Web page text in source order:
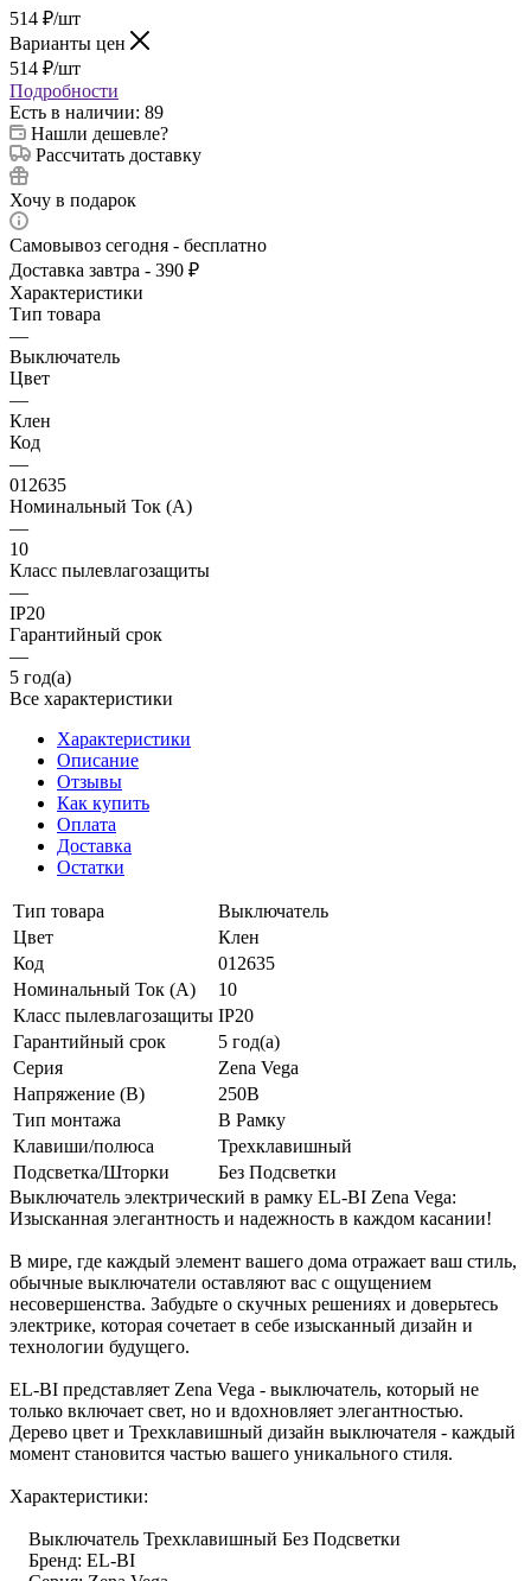
514 ₽/шт
Варианты цен
514 ₽/шт
Подробности
Есть в наличии: 89
Нашли дешевле?
Рассчитать доставку
Хочу в подарок
Самовывоз сегодня - бесплатно
Доставка завтра - 390 ₽
Характеристики
Тип товара
—
Выключатель
Цвет
—
Клен
Код
—
012635
Номинальный Ток (A)
—
10
Класс пылевлагозащиты
—
IP20
Гарантийный срок
—
5 год(а)
Все характеристики
Характеристики
Описание
Отзывы
Как купить
Оплата
Доставка
Остатки
Тип товара
Выключатель
Цвет
Клен
Код
012635
Номинальный Ток (A)
10
Класс пылевлагозащиты IP20
Гарантийный срок
5 год(а)
Серия
Zena Vega
Напряжение (В)
250В
Тип монтажа
В Рамку
Клавиши/полюса
Трехклавишный
Подсветка/Шторки
Без Подсветки
Выключатель электрический в рамку EL-BI Zena Vega:
Изысканная элегантность и надежность в каждом касании!
В мире, где каждый элемент вашего дома отражает ваш стиль,
обычные выключатели оставляют вас с ощущением
несовершенства. Забудьте о скучных решениях и доверьтесь
электрике, которая сочетает в себе изысканный дизайн и
технологии будущего.
EL-BI представляет Zena Vega - выключатель, который не
только включает свет, но и вдохновляет элегантностью.
Дерево цвет и Трехклавишный дизайн выключателя - каждый
момент становится частью вашего уникального стиля.
Характеристики:
Выключатель Трехклавишный Без Подсветки
Бренд: EL-BI